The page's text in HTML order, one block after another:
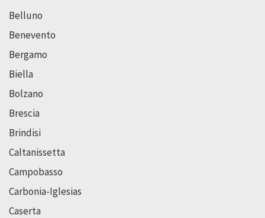
Belluno
Benevento
Bergamo
Biella
Bolzano
Brescia
Brindisi
Caltanissetta
Campobasso
Carbonia-Iglesias
Caserta